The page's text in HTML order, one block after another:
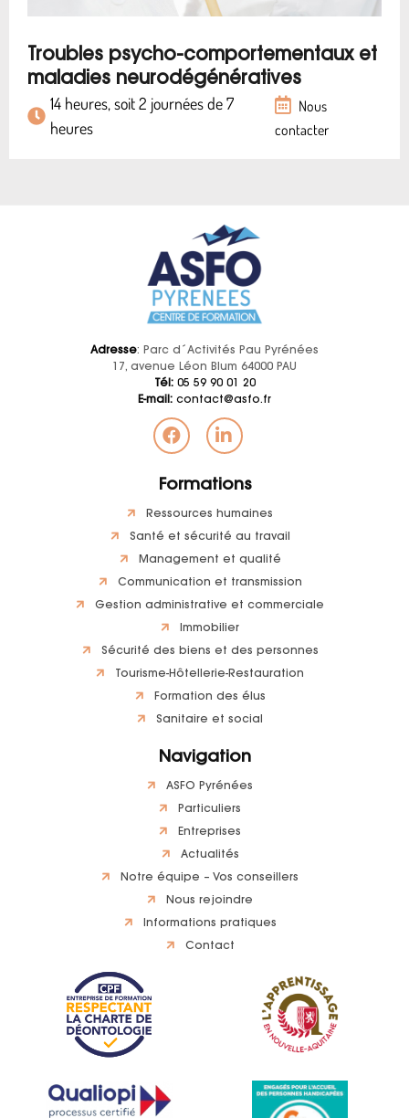
Troubles psycho-comportementaux et
maladies neurodégénératives
14 heures, soit 2 journées de 7
heures
Nous
contacter
Adresse: Parc d´Activités Pau Pyrénées
17, avenue Léon Blum 64000 PAU
Tél:05 59 90 01 20
E-mail: contact@asfo.fr
Formations
Ressources humaines
Santé et sécurité au travail
Management et qualité
Communication et transmission
Gestion administrative et commerciale
Immobilier
Sécurité des biens et des personnes
Tourisme-Hôtellerie-Restauration
Formation des élus
Sanitaire et social
Navigation
ASFO Pyrénées
Particuliers
Entreprises
Actualités
Notre équipe – Vos conseillers
Nous rejoindre
Informations pratiques
Contact